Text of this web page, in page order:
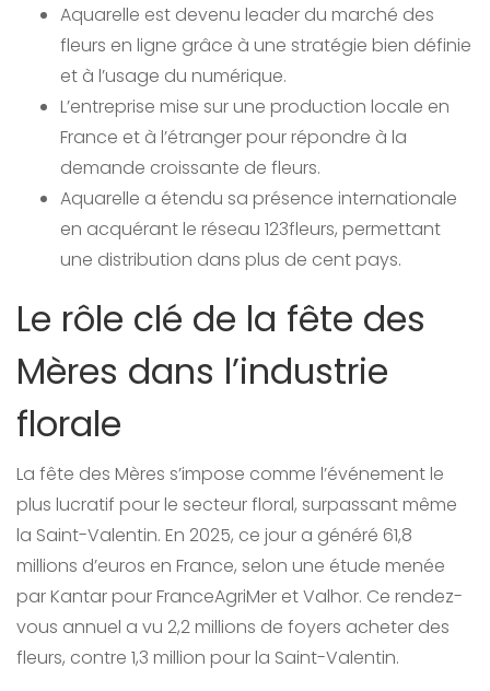
Aquarelle est devenu leader du marché des
fleurs en ligne grâce à une stratégie bien définie
et à l’usage du numérique.
L’entreprise mise sur une production locale en
France et à l’étranger pour répondre à la
demande croissante de fleurs.
Aquarelle a étendu sa présence internationale
en acquérant le réseau 123fleurs, permettant
une distribution dans plus de cent pays.
Le rôle clé de la fête des
Mères dans l’industrie
florale
La fête des Mères s’impose comme l’événement le
plus lucratif pour le secteur floral, surpassant même
la Saint-Valentin. En 2025, ce jour a généré 61,8
millions d’euros en France, selon une étude menée
par Kantar pour FranceAgriMer et Valhor. Ce rendez-
vous annuel a vu 2,2 millions de foyers acheter des
fleurs, contre 1,3 million pour la Saint-Valentin.